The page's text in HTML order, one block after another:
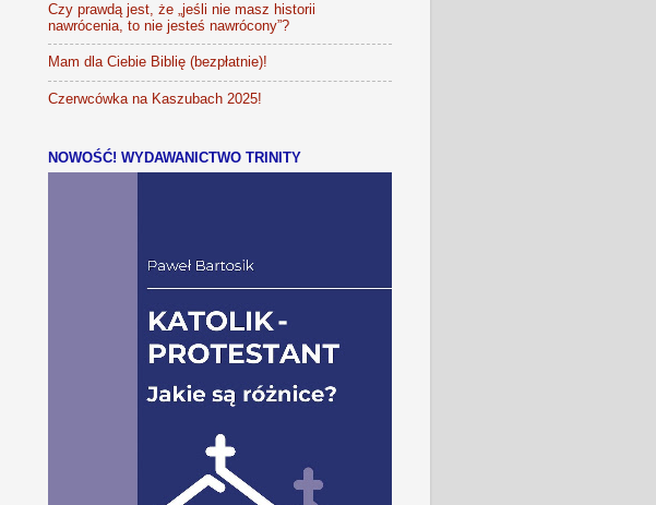
Czy prawdą jest, że „jeśli nie masz historii
nawrócenia, to nie jesteś nawrócony”?
Mam dla Ciebie Biblię (bezpłatnie)!
Czerwcówka na Kaszubach 2025!
NOWOŚĆ! WYDAWANICTWO TRINITY